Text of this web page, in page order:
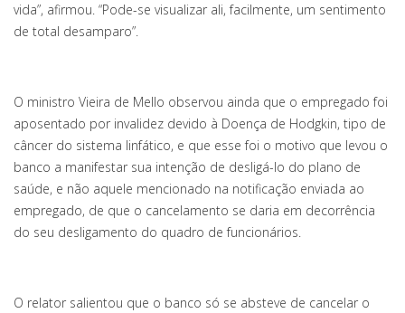
vida”, afirmou. “Pode-se visualizar ali, facilmente, um sentimento
de total desamparo”.
O ministro Vieira de Mello observou ainda que o empregado foi
aposentado por invalidez devido à Doença de Hodgkin, tipo de
câncer do sistema linfático, e que esse foi o motivo que levou o
banco a manifestar sua intenção de desligá-lo do plano de
saúde, e não aquele mencionado na notificação enviada ao
empregado, de que o cancelamento se daria em decorrência
do seu desligamento do quadro de funcionários.
O relator salientou que o banco só se absteve de cancelar o